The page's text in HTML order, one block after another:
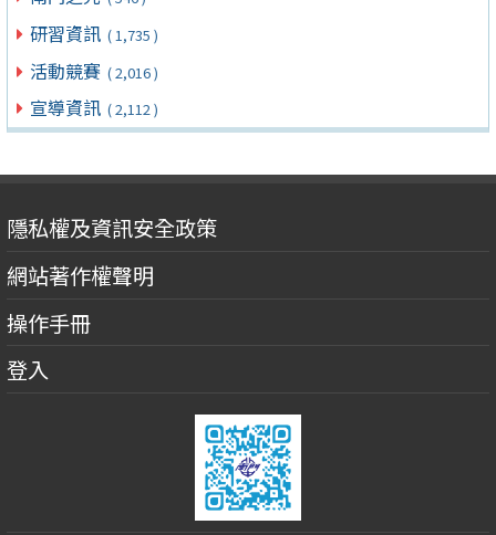
研習資訊 ( 1,735 )
活動競賽 ( 2,016 )
宣導資訊 ( 2,112 )
隱私權及資訊安全政策
網站著作權聲明
操作手冊
登入